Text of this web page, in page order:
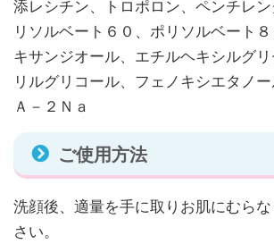
添レシチン、トロポロン、ペンチレ
リソルベート６０、ポリソルベート
キサンジオール、エチルヘキシルグ
リルグリコール、フェノキシエタノ
Ａ－２Ｎａ
ご使用方法
洗顔後、適量を手に取りお肌にむら
さい。